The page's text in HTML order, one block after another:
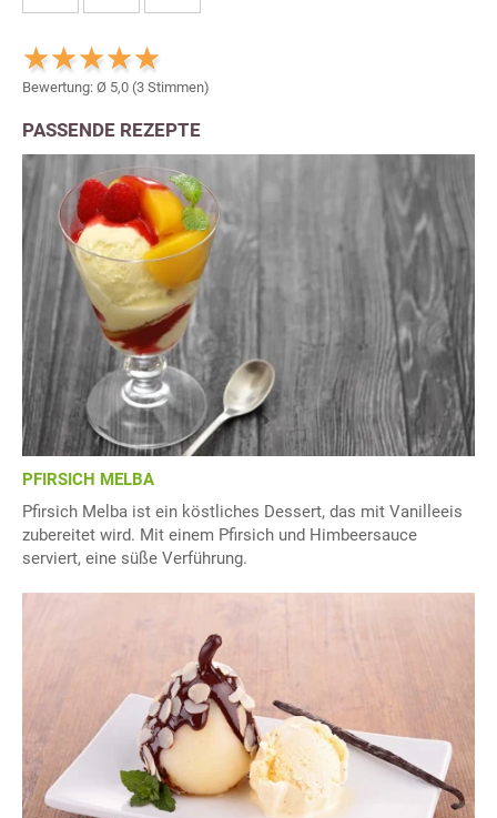
Bewertung: Ø 5,0 (3 Stimmen)
PASSENDE REZEPTE
PFIRSICH MELBA
Pfirsich Melba ist ein köstliches Dessert, das mit Vanilleeis
zubereitet wird. Mit einem Pfirsich und Himbeersauce
serviert, eine süße Verführung.